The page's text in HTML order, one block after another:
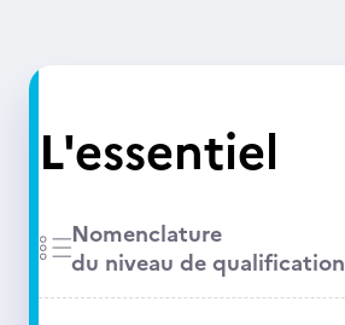
L'essentiel
Nomenclature
du niveau de qualification